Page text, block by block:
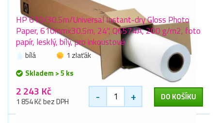
HP 610/30.5m/Universal Instant-dry Gloss Photo
Paper, 610mmx30.5m, 24", Q6574A, 200 g/m2, foto
papír, lesklý, bílý, pro inkoustové
bílá
1 zlaťák
Skladem > 5 ks
2 243 Kč
1 854 Kč bez DPH - + DO KOŠÍKU